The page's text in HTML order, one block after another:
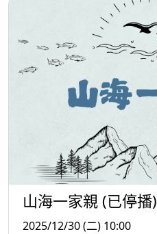
山海一家親 (已停播)
2025/12/30 (二) 10:00